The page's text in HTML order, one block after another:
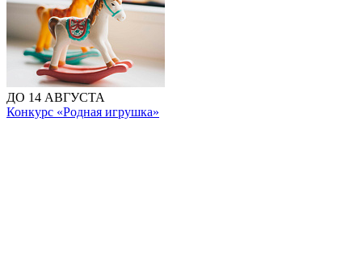
ДО 14 АВГУСТА
Конкурс «Родная игрушка»